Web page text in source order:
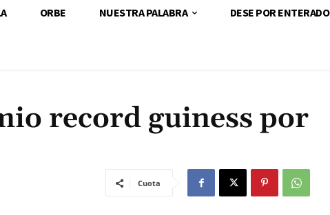
ORBE NUESTRA PALABRA DESE POR ENTERADO
record guiness por
Cuota